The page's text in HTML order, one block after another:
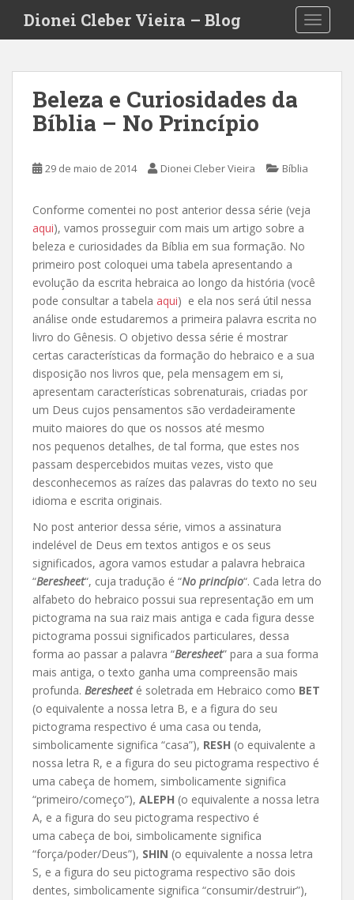
i
Dionei Cleber Vieira – Blog
Beleza e Curiosidades da
Bíblia – No Princípio
29 de maio de 2014 Dionei Cleber Vieira Bíblia
Conforme comentei no post anterior dessa série (veja
aqui), vamos prosseguir com mais um artigo sobre a
beleza e curiosidades da Bíblia em sua formação. No
primeiro post coloquei uma tabela apresentando a
evolução da escrita hebraica ao longo da história (você
pode consultar a tabela aqui) e ela nos será útil nessa
análise onde estudaremos a primeira palavra escrita no
livro do Gênesis. O objetivo dessa série é mostrar
certas características da formação do hebraico e a sua
disposição nos livros que, pela mensagem em si,
apresentam características sobrenaturais, criadas por
um Deus cujos pensamentos são verdadeiramente
muito maiores do que os nossos até mesmo
nos pequenos detalhes, de tal forma, que estes nos
passam despercebidos muitas vezes, visto que
desconhecemos as raízes das palavras do texto no seu
idioma e escrita originais.
No post anterior dessa série, vimos a assinatura
indelével de Deus em textos antigos e os seus
significados, agora vamos estudar a palavra hebraica
“Beresheet“, cuja tradução é “No princípio“. Cada letra do
alfabeto do hebraico possui sua representação em um
pictograma na sua raiz mais antiga e cada figura desse
pictograma possui significados particulares, dessa
forma ao passar a palavra “Beresheet” para a sua forma
mais antiga, o texto ganha uma compreensão mais
profunda. Beresheeté soletrada em Hebraico como BET
(o equivalente a nossa letra B, e a figura do seu
pictograma respectivo é uma casa ou tenda,
simbolicamente significa “casa”), RESH (o equivalente a
nossa letra R, e a figura do seu pictograma respectivo é
uma cabeça de homem, simbolicamente significa
“primeiro/começo”), ALEPH (o equivalente a nossa letra
A, e a figura do seu pictograma respectivo é
uma cabeça de boi, simbolicamente significa
“força/poder/Deus”), SHIN (o equivalente a nossa letra
S, e a figura do seu pictograma respectivo são dois
dentes, simbolicamente significa “consumir/destruir”),